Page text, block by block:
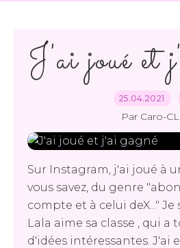
J'ai joué et
25.04.2021
Par Caro-
Sur Instagram, j'ai joué à
vous savez, du genre
compte et à celui deX..."
Lala aime sa classe , qui a
d'idées intéressantes. J'ai